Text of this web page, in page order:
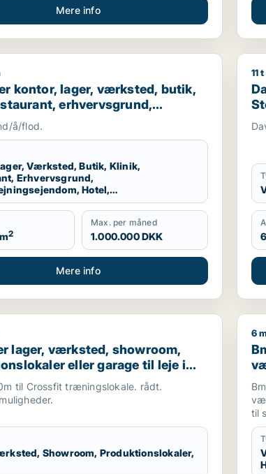
Mere info
produktionslokaler til salg i Nordsjælland,
kontor, lager, værksted, butik, klinik,
kontor, lager, værksted, butik,
erhvervsgrund,
hotel,
eller garage til salg i
å/flod.
Værksted, Butik, Klinik,
Erhvervsgrund,
Hotel,
Garage
2
Max. per måned
1.000.000 DKK
Mere info
11
produktionslokaler eller
lager, værksted, showroom, produktionslokaler
lager, værksted, showroom,
eller garage til leje i
eller Kokkedal
til Crossfit træningslokale. rådt.
Showroom, Produktionslokaler,
6
i
til